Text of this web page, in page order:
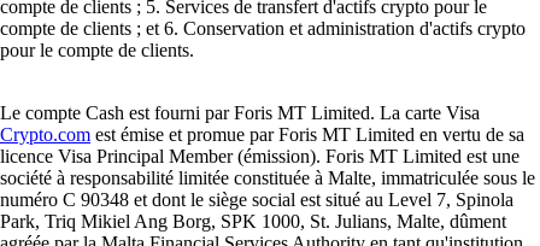
compte de clients ; 5. Services de transfert d'actifs crypto pour le
compte de clients ; et 6. Conservation et administration d'actifs crypto
pour le compte de clients.
Le compte Cash est fourni par Foris MT Limited. La carte Visa
Crypto.com est émise et promue par Foris MT Limited en vertu de sa
licence Visa Principal Member (émission). Foris MT Limited est une
société à responsabilité limitée constituée à Malte, immatriculée sous le
numéro C 90348 et dont le siège social est situé au Level 7, Spinola
Park, Triq Mikiel Ang Borg, SPK 1000, St. Julians, Malte, dûment